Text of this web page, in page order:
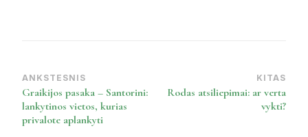
Post
Navigation
ANKSTESNIS
Graikijos pasaka – Santorini:
lankytinos vietos, kurias
privalote aplankyti
KITAS
Rodas atsiliepimai: ar verta
vykti?